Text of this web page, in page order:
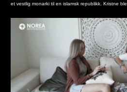
et vestlig monarki til en islamsk republikk. Kristne ble